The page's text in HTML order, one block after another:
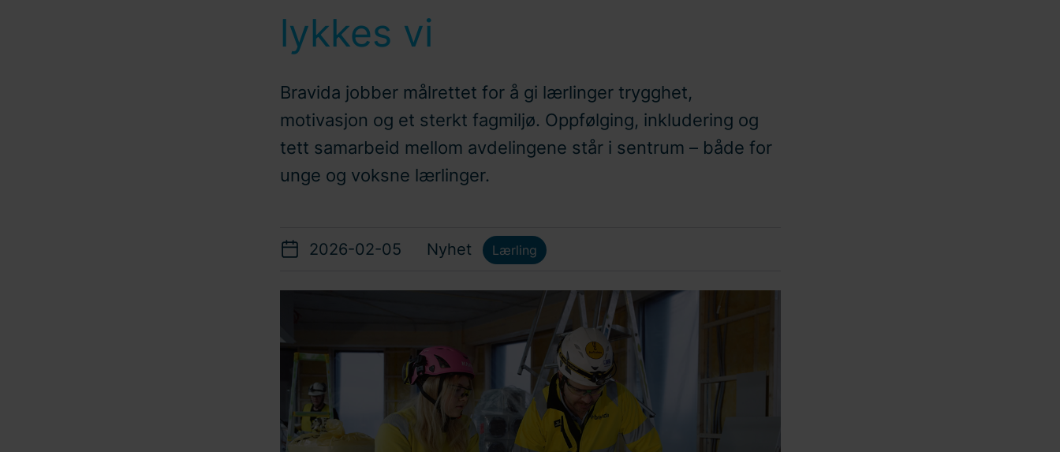
lykkes vi
Bravida jobber målrettet for å gi lærlinger trygghet,
motivasjon og et sterkt fagmiljø. Oppfølging, inkludering og
tett samarbeid mellom avdelingene står i sentrum – både for
unge og voksne lærlinger.
2026-02-05 Nyhet Lærling